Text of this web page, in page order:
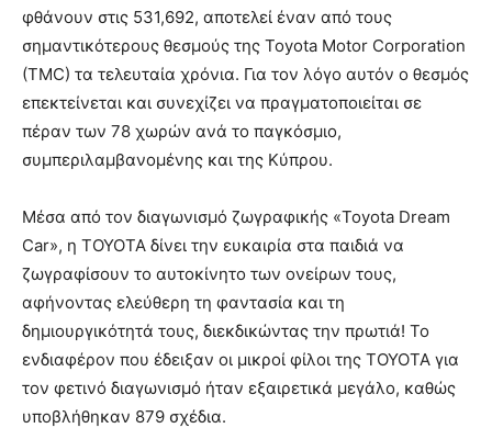
φθάνουν στις 531,692, αποτελεί έναν από τους
σημαντικότερους θεσμούς της Toyota Motor Corporation
(TMC) τα τελευταία χρόνια. Για τον λόγο αυτόν ο θεσμός
επεκτείνεται και συνεχίζει να πραγματοποιείται σε
πέραν των 78 χωρών ανά το παγκόσμιο,
συμπεριλαμβανομένης και της Κύπρου.
Μέσα από τον διαγωνισμό ζωγραφικής «Toyota Dream
Car», η ΤΟΥΟΤΑ δίνει την ευκαιρία στα παιδιά να
ζωγραφίσουν το αυτοκίνητο των ονείρων τους,
αφήνοντας ελεύθερη τη φαντασία και τη
δημιουργικότητά τους, διεκδικώντας την πρωτιά! Το
ενδιαφέρον που έδειξαν οι μικροί φίλοι της ΤΟΥΟΤΑ για
τον φετινό διαγωνισμό ήταν εξαιρετικά μεγάλο, καθώς
υποβλήθηκαν 879 σχέδια.